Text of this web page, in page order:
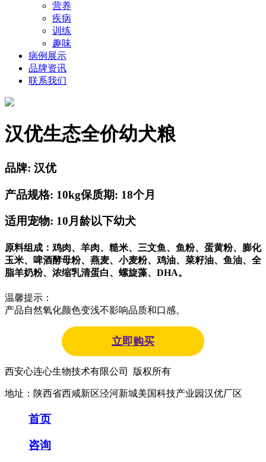
营养
疾病
训练
趣味
病例展示
品牌资讯
联系我们
汉优生态全价幼犬粮
品牌: 汉优
产品规格: 10kg保质期: 18个月
适用宠物: 10月龄以下幼犬
原料组成：鸡肉、羊肉、糙米、三文鱼、鱼粉、蛋黄粉、膨化
玉米、啤酒酵母粉、燕麦、小麦粉、鸡油、菜籽油、鱼油、全
脂羊奶粉、浓缩乳清蛋白、螺旋藻、DHA。
温馨提示：
产品自然氧化颜色变浅不影响品质和口感。
立即购买
西安心连心生物技术有限公司 版权所有
地址：陕西省西咸新区泾河新城美国科技产业园汉优厂区
首页
咨询